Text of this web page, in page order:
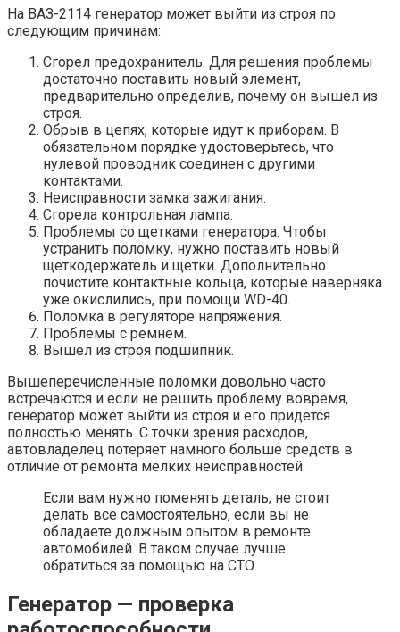
На ВАЗ-2114 генератор может выйти из строя по
следующим причинам:
Сгорел предохранитель. Для решения проблемы
достаточно поставить новый элемент,
предварительно определив, почему он вышел из
строя.
Обрыв в цепях, которые идут к приборам. В
обязательном порядке удостоверьтесь, что
нулевой проводник соединен с другими
контактами.
Неисправности замка зажигания.
Сгорела контрольная лампа.
Проблемы со щетками генератора. Чтобы
устранить поломку, нужно поставить новый
щеткодержатель и щетки. Дополнительно
почистите контактные кольца, которые наверняка
уже окислились, при помощи WD-40.
Поломка в регуляторе напряжения.
Проблемы с ремнем.
Вышел из строя подшипник.
Вышеперечисленные поломки довольно часто
встречаются и если не решить проблему вовремя,
генератор может выйти из строя и его придется
полностью менять. С точки зрения расходов,
автовладелец потеряет намного больше средств в
отличие от ремонта мелких неисправностей.
Если вам нужно поменять деталь, не стоит
делать все самостоятельно, если вы не
обладаете должным опытом в ремонте
автомобилей. В таком случае лучше
обратиться за помощью на СТО.
Генератор — проверка